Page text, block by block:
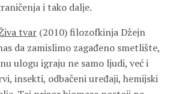
i tako dalje.
tvar (2010) filozofkinja Džejn
da zamislimo zagađeno smetlište,
ulogu igraju ne samo ljudi, već i
insekti, odbačeni uređaji, hemijski